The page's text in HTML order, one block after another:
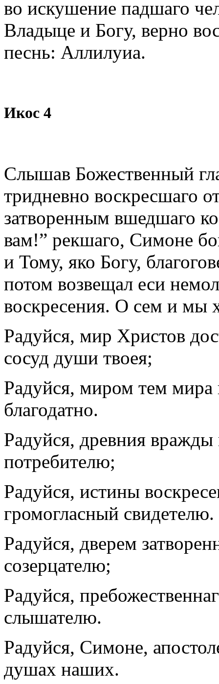
во искушение падшаго
Владыце и Богу, верно
песнь: Аллилуиа.
Икос 4
Слышав Божественный
тридневно воскресшаго
затворенным вшедшаго
вам!” рекшаго, Симоне
и Тому, яко Богу,
потом возвещал еси
воскресения. О сем и мы
Радуйся, мир Христов
сосуд души твоея;
Радуйся, миром тем
благодатно.
Радуйся, древния
потребителю;
Радуйся, истины
громогласный свидетелю.
Радуйся, дверем
созерцателю;
Радуйся,
слышателю.
Радуйся, Симоне,
душах наших.